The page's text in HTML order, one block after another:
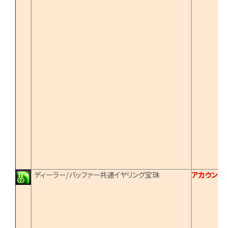
ディーラー/バッファー共通イヤリング宝珠 アカウント